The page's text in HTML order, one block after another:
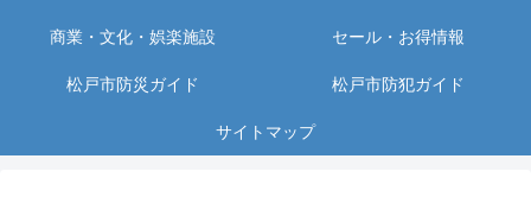
商業・文化・娯楽施設 セール・お得情報
松戸市防災ガイド 松戸市防犯ガイド
サイトマップ